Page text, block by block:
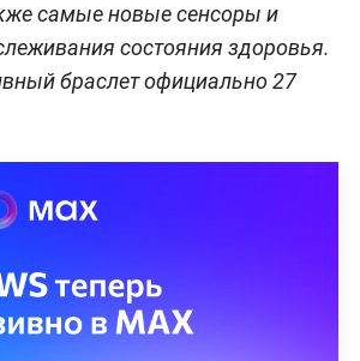
самые новые сенсоры и
состояния здоровья.
браслет официально 27